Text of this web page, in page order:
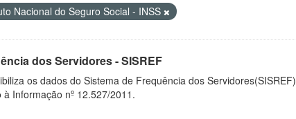
Nacional do Seguro Social - INSS
dos Servidores - SISREF
os dados do Sistema de Frequência dos
à Informação nº 12.527/2011.